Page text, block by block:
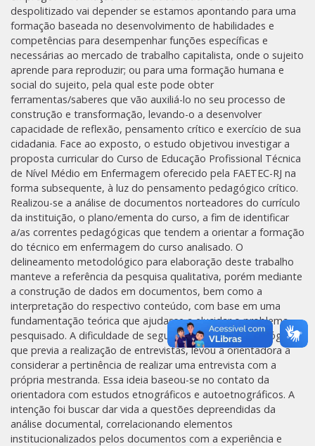
despolitizado vai depender se estamos apontando para uma
formação baseada no desenvolvimento de habilidades e
competências para desempenhar funções específicas e
necessárias ao mercado de trabalho capitalista, onde o sujeito
aprende para reproduzir; ou para uma formação humana e
social do sujeito, pela qual este pode obter
ferramentas/saberes que vão auxiliá-lo no seu processo de
construção e transformação, levando-o a desenvolver
capacidade de reflexão, pensamento crítico e exercício de sua
cidadania. Face ao exposto, o estudo objetivou investigar a
proposta curricular do Curso de Educação Profissional Técnica
de Nível Médio em Enfermagem oferecido pela FAETEC-RJ na
forma subsequente, à luz do pensamento pedagógico crítico.
Realizou-se a análise de documentos norteadores do currículo
da instituição, o plano/ementa do curso, a fim de identificar
a/as correntes pedagógicas que tendem a orientar a formação
do técnico em enfermagem do curso analisado. O
delineamento metodológico para elaboração deste trabalho
manteve a referência da pesquisa qualitativa, porém mediante
a construção de dados em documentos, bem como a
interpretação do respectivo conteúdo, com base em uma
fundamentação teórica que ajudasse a elucidar o problema
pesquisado. A dificuldade de seguir o caminho metodológico
que previa a realização de entrevistas, levou a orientadora a
considerar a pertinência de realizar uma entrevista com a
própria mestranda. Essa ideia baseou-se no contato da
orientadora com estudos etnográficos e autoetnográficos. A
intenção foi buscar dar vida a questões depreendidas da
análise documental, correlacionando elementos
institucionalizados pelos documentos com a experiência e